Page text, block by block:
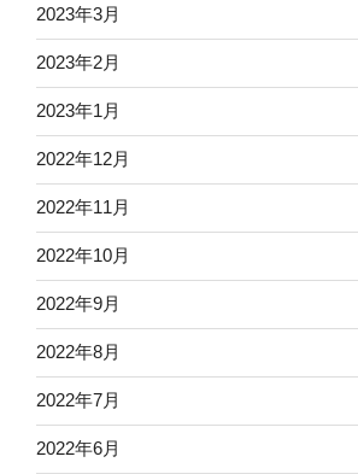
2023年3月
2023年2月
2023年1月
2022年12月
2022年11月
2022年10月
2022年9月
2022年8月
2022年7月
2022年6月